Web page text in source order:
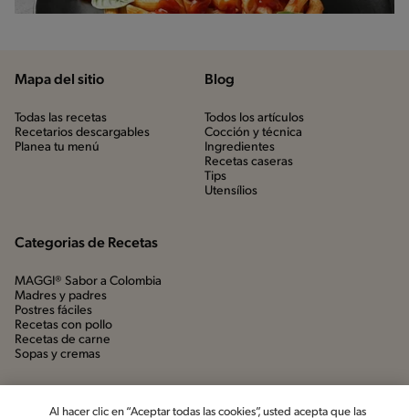
Mapa del sitio
Todas las recetas
Recetarios descargables
Planea tu menú
Blog
Todos los artículos
Cocción y técnica
Ingredientes
Recetas caseras
Tips
Utensílios
Categorias de Recetas
MAGGI® Sabor a Colombia
Madres y padres
Postres fáciles
Recetas con pollo
Recetas de carne
Sopas y cremas
Al hacer clic en “Aceptar todas las cookies”, usted acepta que las